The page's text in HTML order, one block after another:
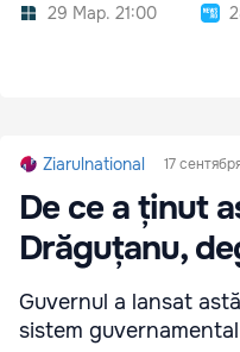
29 Мар. 21:00
Ziarulnational 17
De ce a ținut
Drăguțanu,
Guvernul a lansat
sistem